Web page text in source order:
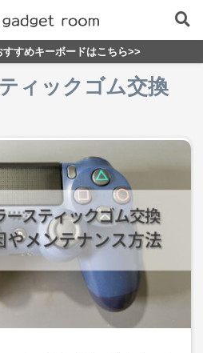
すすめキーボードはこちら>>
ィックゴム交換